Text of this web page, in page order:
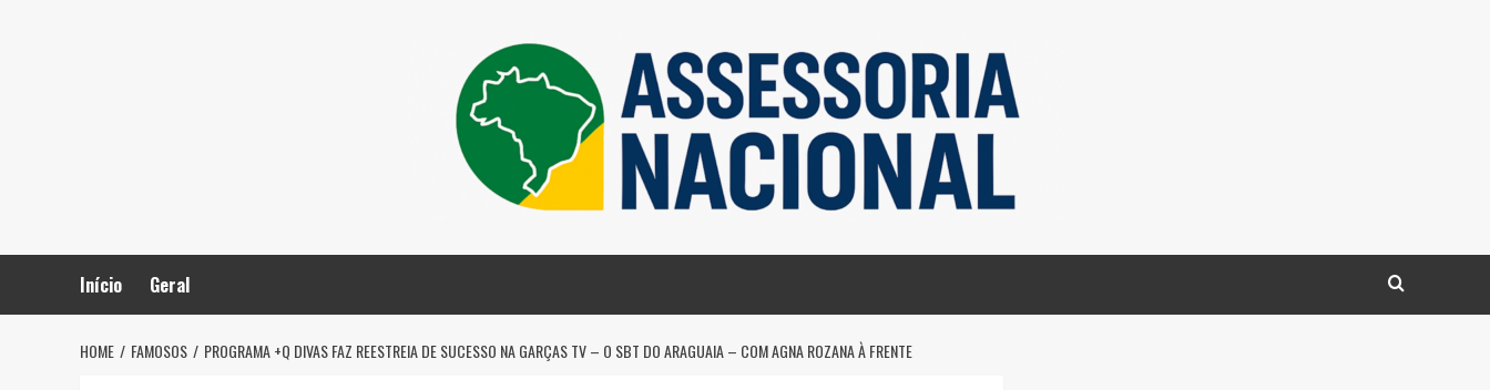
Início Geral
HOME FAMOSOS PROGRAMA +Q DIVAS FAZ REESTREIA DE SUCESSO NA GARÇAS TV – O SBT DO ARAGUAIA – COM AGNA ROZANA À FRENTE